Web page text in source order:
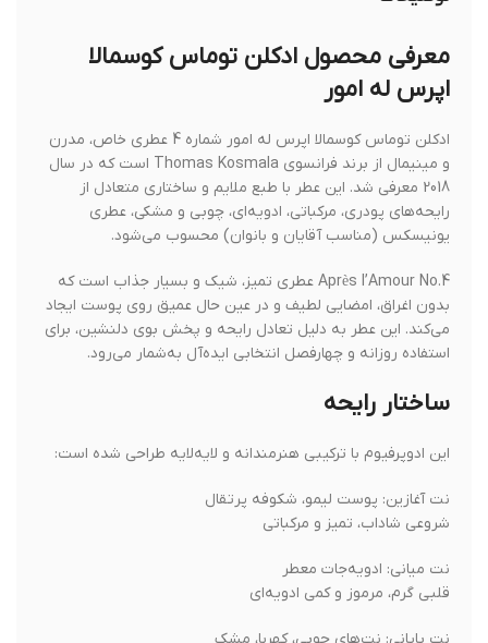
معرفی محصول ادکلن توماس کوسمالا
اپرس له امور
ادکلن توماس کوسمالا اپرس له امور شماره 4 عطری خاص، مدرن
و مینیمال از برند فرانسوی Thomas Kosmala است که در سال
2018 معرفی شد. این عطر با طبع ملایم و ساختاری متعادل از
رایحه‌های پودری، مرکباتی، ادویه‌ای، چوبی و مشکی، عطری
یونیسکس (مناسب آقایان و بانوان) محسوب می‌شود.
Après l’Amour No.4 عطری تمیز، شیک و بسیار جذاب است که
بدون اغراق، امضایی لطیف و در عین حال عمیق روی پوست ایجاد
می‌کند. این عطر به دلیل تعادل رایحه و پخش بوی دلنشین، برای
استفاده روزانه و چهارفصل انتخابی ایده‌آل به‌شمار می‌رود.
ساختار رایحه
این ادوپرفیوم با ترکیبی هنرمندانه و لایه‌لایه طراحی شده است:
نت آغازین: پوست لیمو، شکوفه پرتقال
شروعی شاداب، تمیز و مرکباتی
نت میانی: ادویه‌جات معطر
قلبی گرم، مرموز و کمی ادویه‌ای